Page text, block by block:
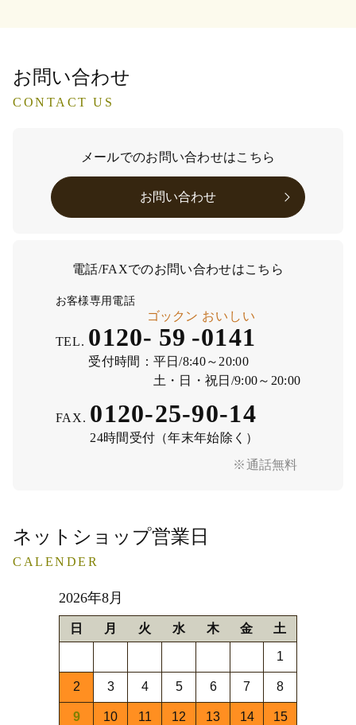
お問い合わせ
CONTACT US
メールでのお問い合わせはこちら
お問い合わせ
電話/FAXでのお問い合わせはこちら
※通話無料
お客様専用電話
TEL. 0120- 59
ゴックン
-0141
おいしい
受付時間： 平日/8:40～20:00
土・日・祝日/9:00～20:00
FAX. 0120-25-90-14
24時間受付（年末年始除く）
ネットショップ営業日
CALENDER
2026年8月
日 月 火 水 木 金 土
1
2 3 4 5 6 7 8
9 10 11 12 13 14 15